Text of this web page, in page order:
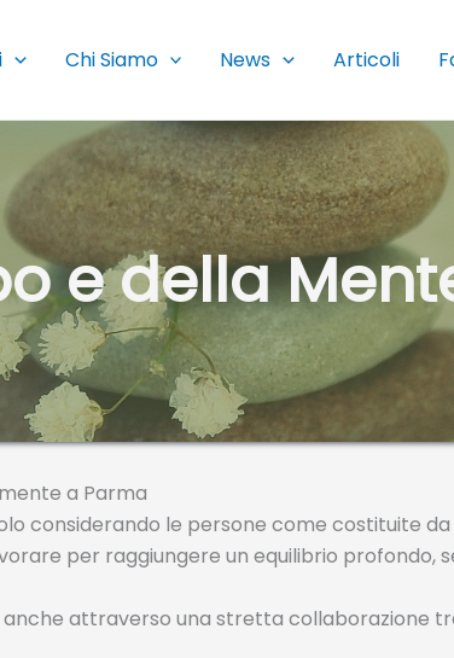
Chi Siamo News Articoli
e della
a Parma
considerando le persone come costituite
per raggiungere un equilibrio profondo,
attraverso una stretta collaborazione